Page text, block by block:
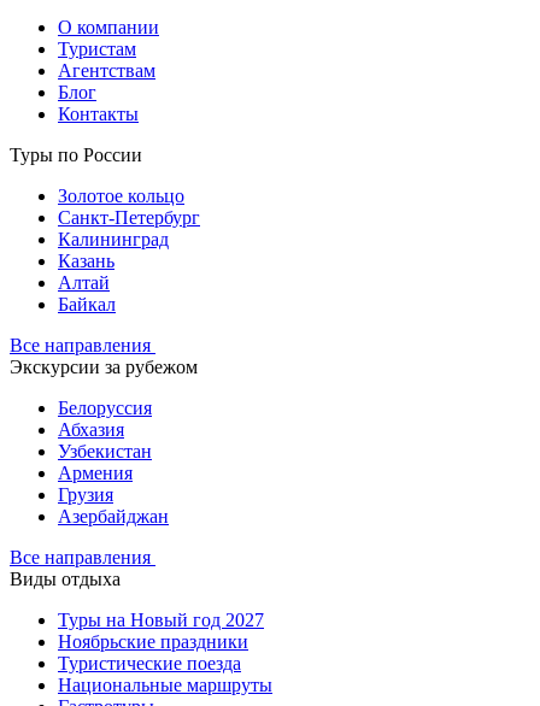
О компании
Туристам
Агентствам
Блог
Контакты
Туры по России
Золотое кольцо
Санкт-Петербург
Калининград
Казань
Алтай
Байкал
Все направления
Экскурсии за рубежом
Белоруссия
Абхазия
Узбекистан
Армения
Грузия
Азербайджан
Все направления
Виды отдыха
Туры на Новый год 2027
Ноябрьские праздники
Туристические поезда
Национальные маршруты